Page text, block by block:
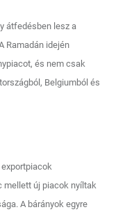
átfedésben lesz a
Ramadán idején
és nem csak
Belgiumból és
mellett új piacok nyíltak
A bárányok egyre